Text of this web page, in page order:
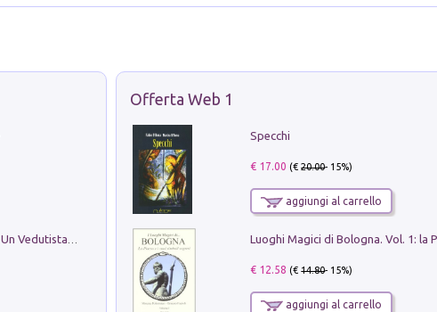
Pietro Bellotti Detto Canaletty. Un Vedutista Veneziano nella Francia dell'Ancien Régime
Offerta Web 1
Specchi
€ 17.00 (€20.00- 15%)
aggiungi al carrello
€ 12.58 (€14.80- 15%)
aggiungi al carrello